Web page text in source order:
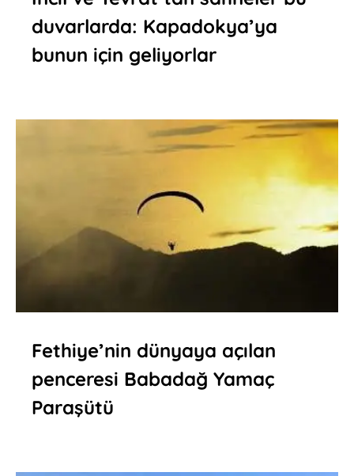
duvarlarda: Kapadokya’ya
bunun için geliyorlar
Fethiye’nin dünyaya açılan
penceresi Babadağ Yamaç
Paraşütü